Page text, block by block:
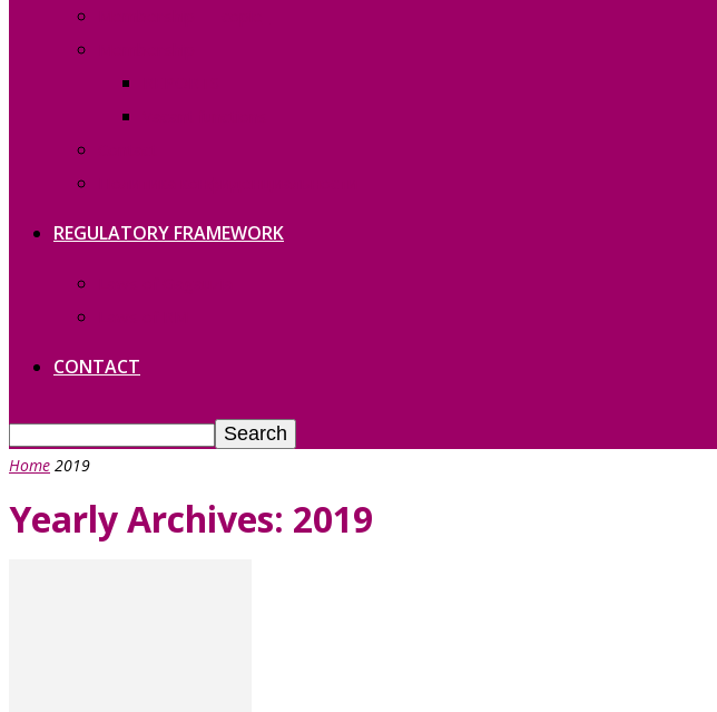
REGULATORY FRAMEWORK
CONTACT
Home 2019
Yearly Archives: 2019